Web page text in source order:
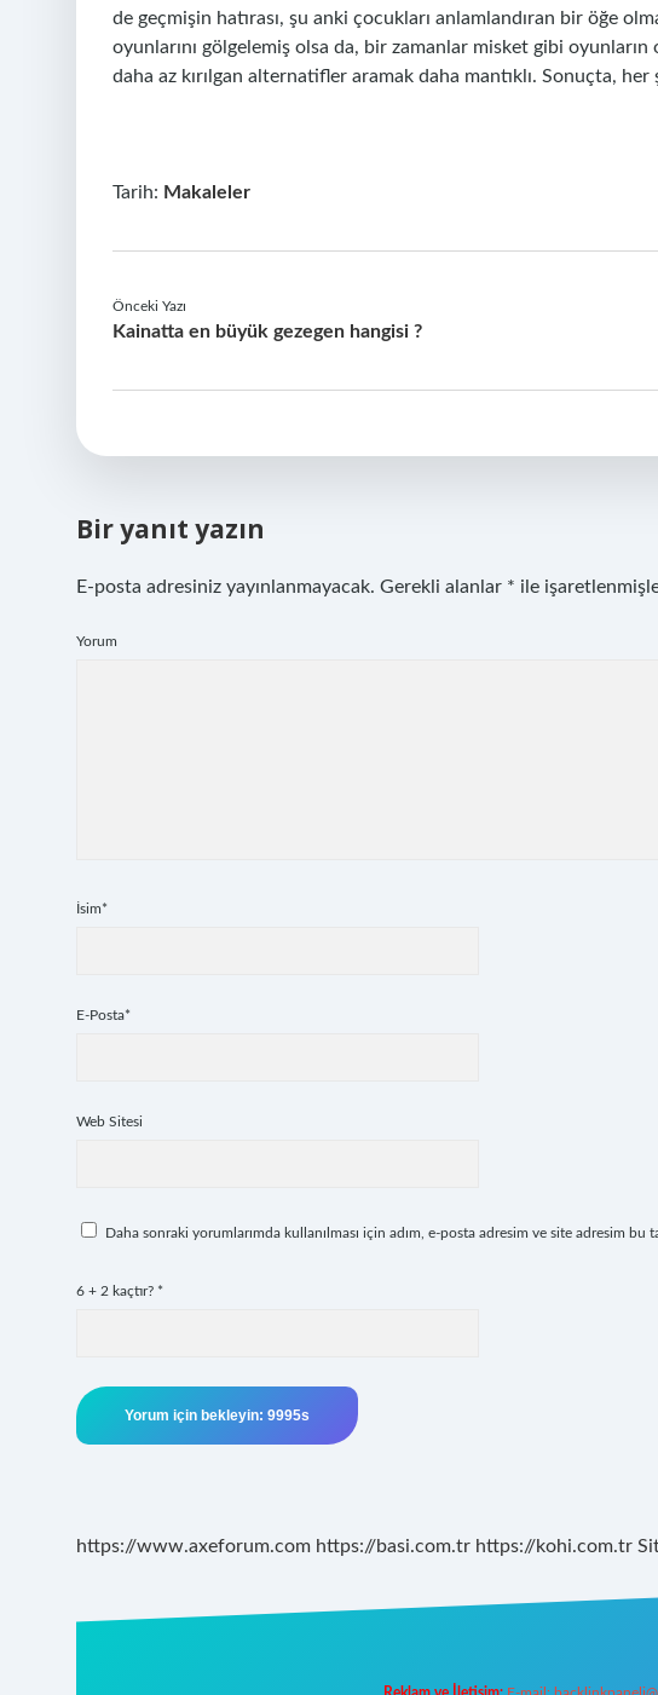
de geçmişin hatırası, şu anki çocukları anlamlandıran bir öğe
oyunlarını gölgelemiş olsa da, bir zamanlar misket gibi oyunların
daha az kırılgan alternatifler aramak daha mantıklı. Sonuçta, her
Tarih: Makaleler
Önceki Yazı
Kainatta en büyük gezegen hangisi ?
Bir yanıt yazın
E-posta adresiniz yayınlanmayacak. Gerekli alanlar * ile
Yorum
İsim*
E-Posta*
Web Sitesi
Daha sonraki yorumlarımda kullanılması için adım, e-posta adresim ve site adresim bu
6 + 2 kaçtır? *
https://www.axeforum.com https://basi.com.tr https://kohi.com.tr